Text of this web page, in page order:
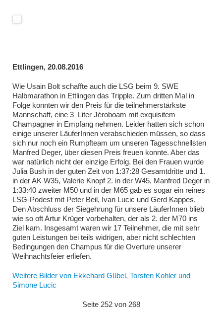
Ettlingen, 20.08.2016
Wie Usain Bolt schaffte auch die LSG beim 9. SWE
Halbmarathon in Ettlingen das Tripple. Zum dritten Mal in
Folge konnten wir den Preis für die teilnehmerstärkste
Mannschaft, eine 3 Liter Jéroboam mit exquisitem
Champagner in Empfang nehmen. Leider hatten sich schon
einige unserer LäuferInnen verabschieden müssen, so dass
sich nur noch ein Rumpfteam um unseren Tagesschnellsten
Manfred Deger, über diesen Preis freuen konnte. Aber das
war natürlich nicht der einzige Erfolg. Bei den Frauen wurde
Julia Bush in der guten Zeit von 1:37:28 Gesamtdritte und 1.
in der AK W35, Valerie Knopf 2. in der W45, Manfred Deger in
1:33:40 zweiter M50 und in der M65 gab es sogar ein reines
LSG-Podest mit Peter Beil, Ivan Lucic und Gerd Kappes.
Den Abschluss der Siegehrung für unsere LäuferInnen blieb
wie so oft Artur Krüger vorbehalten, der als 2. der M70 ins
Ziel kam. Insgesamt waren wir 17 Teilnehmer, die mit sehr
guten Leistungen bei teils widrigen, aber nicht schlechten
Bedingungen den Champus für die Overture unserer
Weihnachtsfeier erliefen.
Weitere Bilder von Ekkehard Gübel, Torsten Kohler und
Simone Lucic
Seite 252 von 268